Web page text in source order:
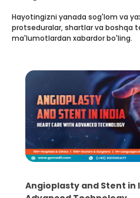
Hayotingizni yanada sog'lom va
protseduralar, shartlar va boshqa
ma'lumotlardan xabardor bo'ling.
Heart Care with
5